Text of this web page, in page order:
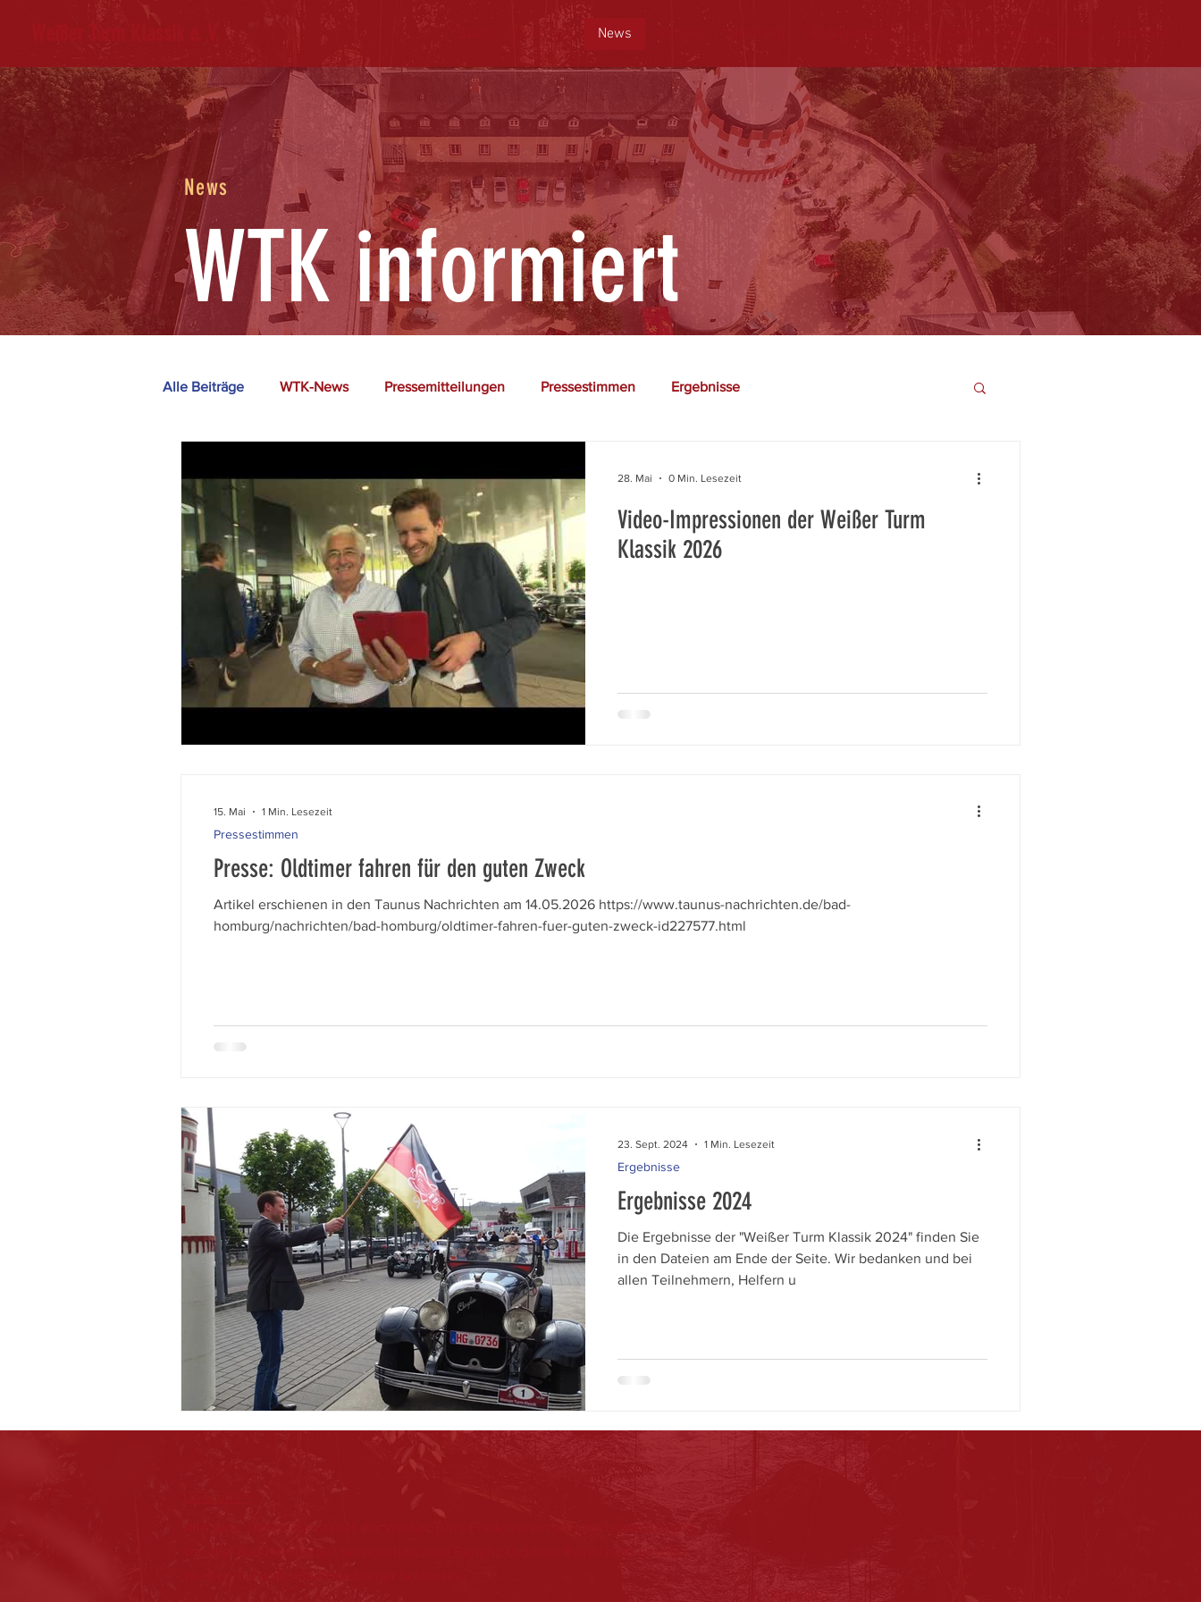
Über uns News
News
WTK informiert
Alle Beiträge WTK-News Pressemitteilungen Pressestimmen Ergebnisse
Video-Impressionen der Weißer Turm
Klassik 2026
28. Mai 0 Min. Lesezeit
Presse: Oldtimer fahren für den guten Zweck
Artikel erschienen in den Taunus Nachrichten am 14.05.2026 https://www.taunus-nachrichten.de/bad-
homburg/nachrichten/bad-homburg/oldtimer-fahren-fuer-guten-zweck-id227577.html
Pressestimmen
15. Mai 1 Min. Lesezeit
Ergebnisse 2024
Die Ergebnisse der "Weißer Turm Klassik 2024" finden Sie
in den Dateien am Ende der Seite. Wir bedanken und bei
allen Teilnehmern, Helfern u
Ergebnisse
23. Sept. 2024 1 Min. Lesezeit
von drei Bad Homburger Serviceclubs eine Benefiz Oldtimer Rallye rund um den
Kontakt >